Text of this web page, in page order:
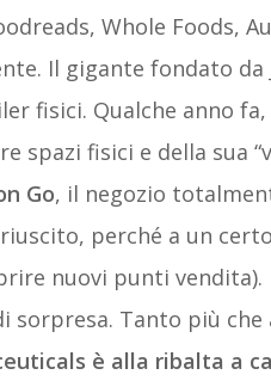
Whole Foods,
Il gigante fondato
fisici. Qualche anno
spazi fisici e della sua
Go, il negozio
perché a un
nuovi punti vendita).
sorpresa. Tanto più
è alla ribalta a